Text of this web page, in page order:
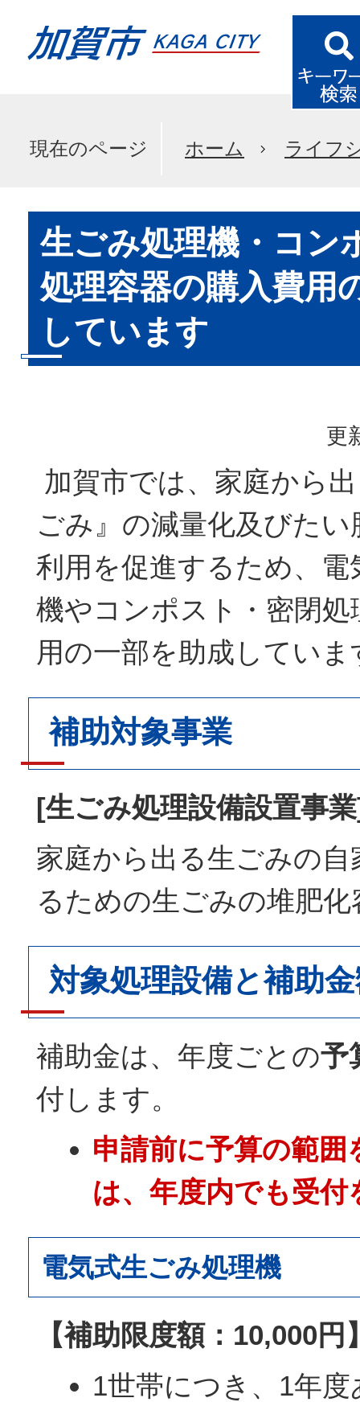
現在のページ ホーム ライフ
生ごみ処理機・コン
処理容器の購入費用
しています
更
加賀市では、家庭から
ごみ』の減量化及びた
利用を促進するため、電
機やコンポスト・密閉処
用の一部を助成していま
補助対象事業
[生ごみ処理設備設置事
家庭から出る生ごみの
るための生ごみの堆肥化
対象処理設備と補助
補助金は、年度ごとの予
付します。
申請前に予算の範囲
は、年度内でも受付
電気式生ごみ処理機
【補助限度額：10,000円
1世帯につき、1年